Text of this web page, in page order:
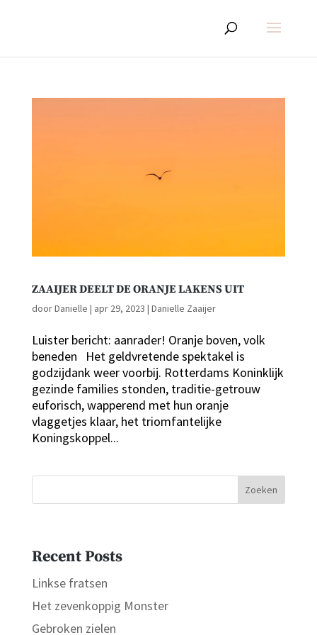
ZAAIJER DEELT DE ORANJE LAKENS UIT
doorDanielle | apr 29, 2023 | Danielle Zaaijer
Luister bericht: aanrader! Oranje boven, volk
beneden Het geldvretende spektakel is
godzijdank weer voorbij. Rotterdams Koninklijk
gezinde families stonden, traditie-getrouw
euforisch, wapperend met hun oranje
vlaggetjes klaar, het triomfantelijke
Koningskoppel...
Zoeken
Recent Posts
Linkse fratsen
Het zevenkoppig Monster
Gebroken zielen